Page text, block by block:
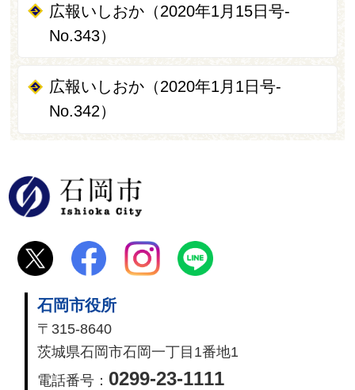
広報いしおか（2020年1月15日号-
No.343）
広報いしおか（2020年1月1日号-
No.342）
石岡市役所
〒315-8640
茨城県石岡市石岡一丁目1番地1
電話番号： 0299-23-1111